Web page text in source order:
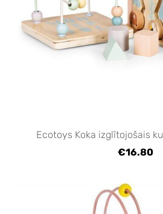
Ecotoys Koka izglītojošais
€16.80